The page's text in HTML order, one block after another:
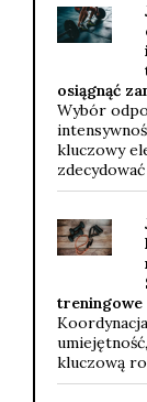
osiągnąć
Wybór
kluczowy
treningowe
kluczową